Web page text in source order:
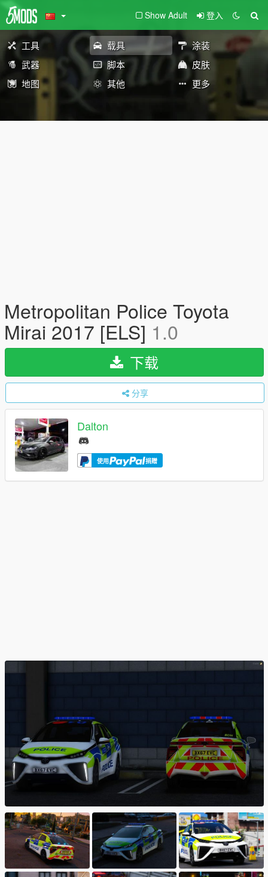
Show Adult 登入
工具 载具
涂装
武器
脚本
皮肤
地图
其他 更多
Metropolitan Police Toyota
Mirai 2017 [ELS] 1.0
下载
分享
Dalton
使用 捐赠